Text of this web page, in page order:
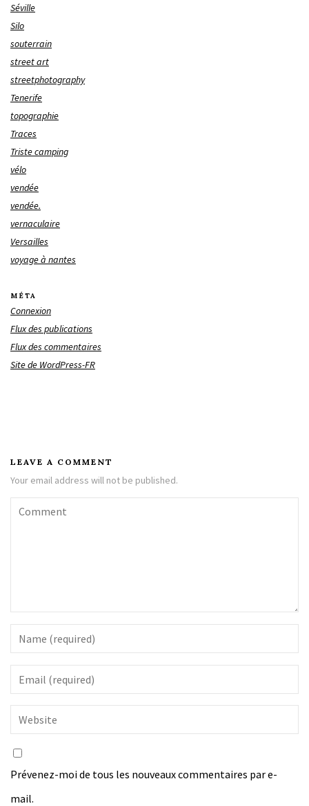
Séville
Silo
souterrain
street art
streetphotography
Tenerife
topographie
Traces
Triste camping
vélo
vendée
vendée.
vernaculaire
Versailles
voyage à nantes
MÉTA
Connexion
Flux des publications
Flux des commentaires
Site de WordPress-FR
LEAVE A COMMENT
Your email address will not be published.
Prévenez-moi de tous les nouveaux commentaires par e-
mail.